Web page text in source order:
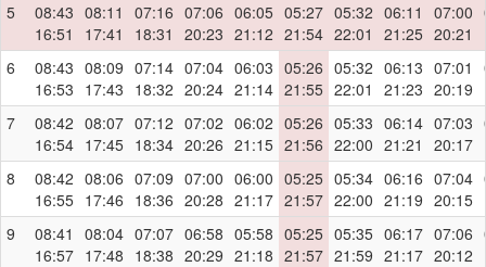
5
08:43
16:51
08:11
17:41
07:16
18:31
07:06
20:23
06:05
21:12
05:27
21:54
05:32
22:01
06:11
21:25
07:00
20:21
6
08:43
16:53
08:09
17:43
07:14
18:32
07:04
20:24
06:03
21:14
05:26
21:55
05:32
22:01
06:13
21:23
07:01
20:19
7
08:42
16:54
08:07
17:45
07:12
18:34
07:02
20:26
06:02
21:15
05:26
21:56
05:33
22:00
06:14
21:21
07:03
20:17
8
08:42
16:55
08:06
17:46
07:09
18:36
07:00
20:28
06:00
21:17
05:25
21:57
05:34
22:00
06:16
21:19
07:04
20:15
9
08:41
16:57
08:04
17:48
07:07
18:38
06:58
20:29
05:58
21:18
05:25
21:57
05:35
21:59
06:17
21:17
07:06
20:12